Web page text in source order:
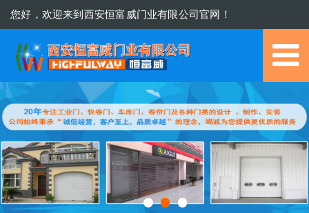
您好，欢迎来到西安恒富威门业有限公司官网！
029-8632 7096